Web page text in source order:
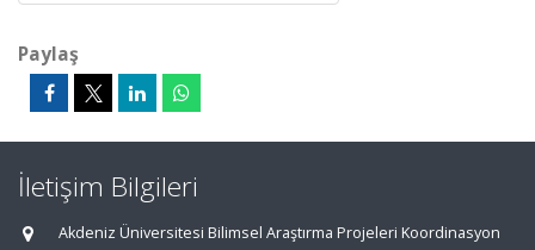
Paylaş
İletişim Bilgileri
Akdeniz Üniversitesi Bilimsel Araştırma Projeleri Koordinasyon